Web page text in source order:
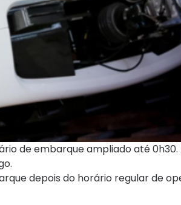
de embarque ampliado até 0h30.
depois do horário regular de